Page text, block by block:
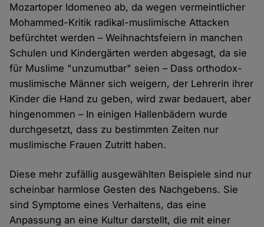
Mozartoper Idomeneo ab, da wegen vermeintlicher
Mohammed-Kritik radikal-muslimische Attacken
befürchtet werden – Weihnachtsfeiern in manchen
Schulen und Kindergärten werden abgesagt, da sie
für Muslime "unzumutbar" seien – Dass orthodox-
muslimische Männer sich weigern, der Lehrerin ihrer
Kinder die Hand zu geben, wird zwar bedauert, aber
hingenommen – In einigen Hallenbädern wurde
durchgesetzt, dass zu bestimmten Zeiten nur
muslimische Frauen Zutritt haben.
Diese mehr zufällig ausgewählten Beispiele sind nur
scheinbar harmlose Gesten des Nachgebens. Sie
sind Symptome eines Verhaltens, das eine
Anpassung an eine Kultur darstellt, die mit einer